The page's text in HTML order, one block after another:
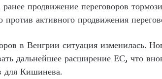
продвижение переговоров
активного продвижения
в Венгрии ситуация изменилась.
дальнейшее расширение ЕС, что
для Кишинева.